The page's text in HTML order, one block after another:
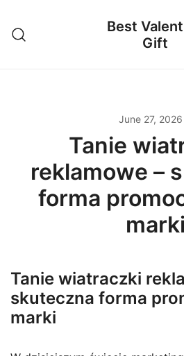
content
Best
Gift
June 27, 2026
Tanie
reklamowe –
forma
marki
Tanie wiatraczki
skuteczna forma
marki